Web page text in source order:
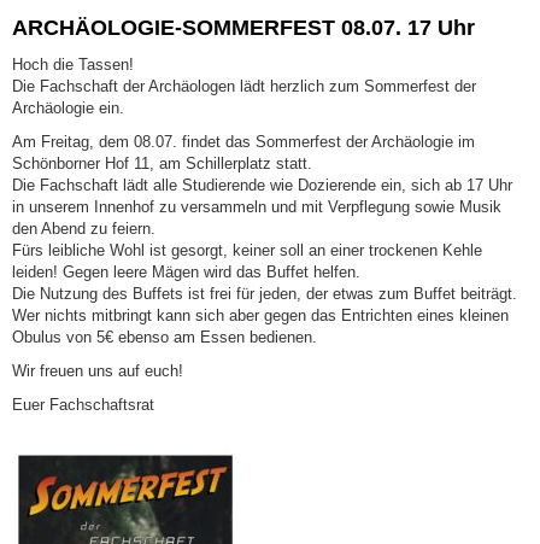
ARCHÄOLOGIE-SOMMERFEST 08.07. 17 Uhr
Hoch die Tassen!
Die Fachschaft der Archäologen lädt herzlich zum Sommerfest der
Archäologie ein.
Am Freitag, dem 08.07. findet das Sommerfest der Archäologie im
Schönborner Hof 11, am Schillerplatz statt.
Die Fachschaft lädt alle Studierende wie Dozierende ein, sich ab 17 Uhr
in unserem Innenhof zu versammeln und mit Verpflegung sowie Musik
den Abend zu feiern.
Fürs leibliche Wohl ist gesorgt, keiner soll an einer trockenen Kehle
leiden! Gegen leere Mägen wird das Buffet helfen.
Die Nutzung des Buffets ist frei für jeden, der etwas zum Buffet beiträgt.
Wer nichts mitbringt kann sich aber gegen das Entrichten eines kleinen
Obulus von 5€ ebenso am Essen bedienen.
Wir freuen uns auf euch!
Euer Fachschaftsrat